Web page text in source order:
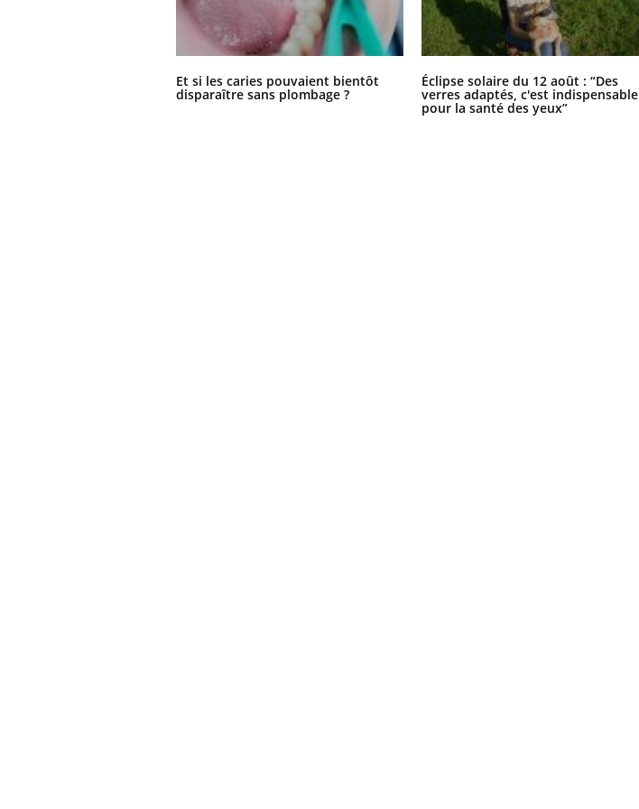
Et si les caries pouvaient bientôt
disparaître sans plombage ?
Éclipse solaire du 12 août : “Des
verres adaptés, c'est indispensable
pour la santé des yeux”